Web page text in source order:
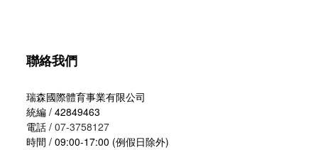
聯絡我們
瑞森國際體育事業有限公司
統編 / 42849463
電話 / 07-3758127
時間 / 09:00-17:00 (例假日除外)